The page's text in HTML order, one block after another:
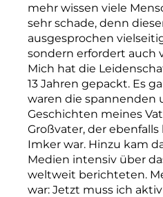
mehr wissen viele
sehr schade, denn
ausgesprochen
sondern erfordert auch
Mich hat die
13 Jahren gepackt. Es
waren die spannenden
Geschichten meines
Großvater, der
Imker war. Hinzu kam
Medien intensiv über
weltweit berichteten.
war: Jetzt muss ich